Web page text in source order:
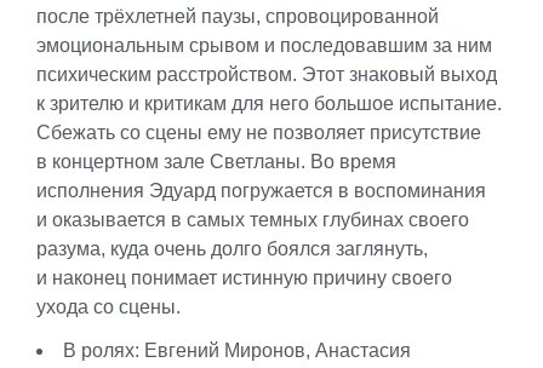
после трёхлетней паузы, спровоцированной
эмоциональным срывом и последовавшим за ним
психическим расстройством. Этот знаковый выход
к зрителю и критикам для него большое испытание.
Сбежать со сцены ему не позволяет присутствие
в концертном зале Светланы. Во время
исполнения Эдуард погружается в воспоминания
и оказывается в самых темных глубинах своего
разума, куда очень долго боялся заглянуть,
и наконец понимает истинную причину своего
ухода со сцены.
В ролях: Евгений Миронов, Анастасия